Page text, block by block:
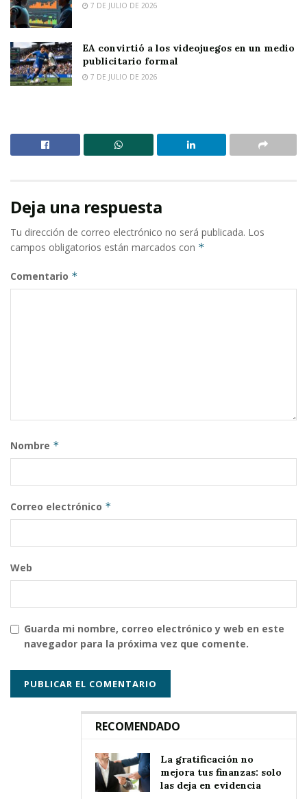
7 DE JULIO DE 2026
EA convirtió a los videojuegos en un medio
publicitario formal
7 DE JULIO DE 2026
Deja una respuesta
Tu dirección de correo electrónico no será publicada. Los
campos obligatorios están marcados con *
Comentario *
Nombre *
Correo electrónico *
Web
Guarda mi nombre, correo electrónico y web en este
navegador para la próxima vez que comente.
RECOMENDADO
La gratificación no
mejora tus finanzas: solo
las deja en evidencia